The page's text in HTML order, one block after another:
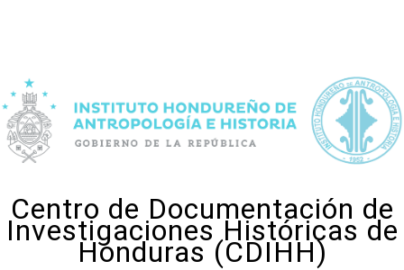
Centro de Documentación de
Investigaciones Históricas de
Honduras (CDIHH)